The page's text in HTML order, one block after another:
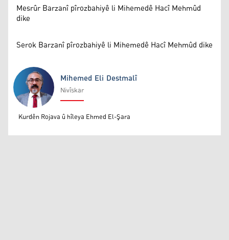
Mesrûr Barzanî pîrozbahiyê li Mihemedê Hacî Mehmûd
dike
Serok Barzanî pîrozbahiyê li Mihemedê Hacî Mehmûd dike
Mihemed Eli Destmalî
Mihemed Eli Destmalî
Nivîskar
Kurdên Rojava û hîleya Ehmed El-Şara